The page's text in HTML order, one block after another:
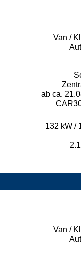
Van /
ab ca.
132 kW /
Van /